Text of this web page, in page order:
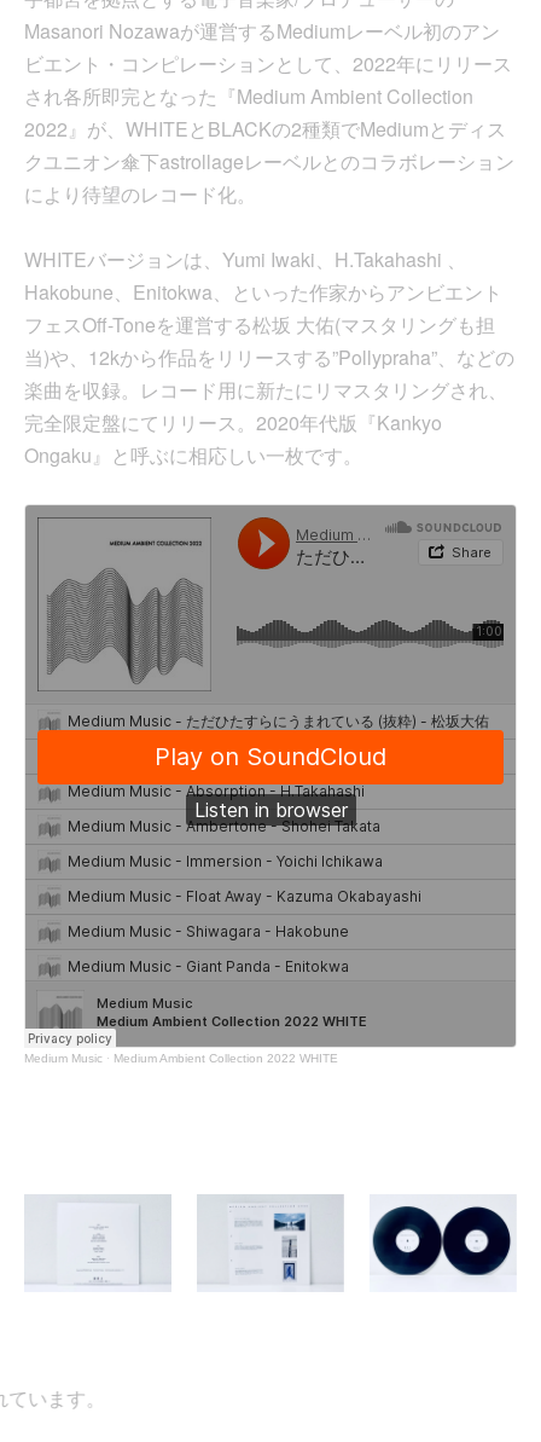
Masanori Nozawaが運営するMediumレーベル初のアン
ビエント・コンピレーションとして、2022年にリリース
され各所即完となった『Medium Ambient Collection
2022』が、WHITEとBLACKの2種類でMediumとディス
クユニオン傘下astrollageレーベルとのコラボレーション
により待望のレコード化。
WHITEバージョンは、Yumi Iwaki、H.Takahashi 、
Hakobune、Enitokwa、といった作家からアンビエント
フェスOff-Toneを運営する松坂 大佑(マスタリングも担
当)や、12kから作品をリリースする”Pollypraha”、などの
楽曲を収録。レコード用に新たにリマスタリングされ、
完全限定盤にてリリース。2020年代版『Kankyo
Ongaku』と呼ぶに相応しい一枚です。
Medium Music · Medium Ambient Collection 2022 WHITE
ます。